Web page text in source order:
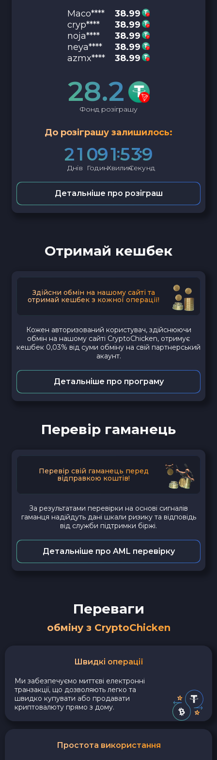
Maco****
38.99
cryp****
38.99
noja****
38.99
neya****
38.99
azmx****
38.99
28.2
Фонд розіграшу
До розіграшу залишилось:
21
Днів
09
Годин
15
Хвилин
38
Секунд
Детальніше про розіграш
Отримай кешбек
Здійсни обмін на нашому сайті та
отримай кешбек з кожної операції!
Кожен авторизований користувач, здійснюючи
обмін на нашому сайті CryptoChicken, отримує
кешбек 0,03% від суми обміну на свій партнерський
акаунт.
Детальніше про програму
Перевір гаманець
Перевір свій гаманець перед
відправкою коштів!
За результатами перевірки на основі сигналів
гаманця надійдуть дані шкали ризику та відповідь
від служби підтримки біржі.
Детальніше про AML перевірку
Переваги
обміну з CryptoChicken
Швидкі операції
Ми забезпечуємо миттєві електронні
транзакції, що дозволяють легко та
швидко купувати або продавати
криптовалюту прямо з дому.
Простота використання